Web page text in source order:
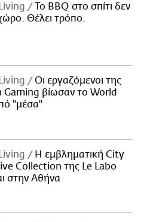
Το BBQ στο σπίτι δεν
Θέλει τρόπο.
Οι εργαζόμενοι της
Gaming βίωσαν το World
"μέσα"
Η εμβληματική City
Collection της Le Labo
στην Αθήνα